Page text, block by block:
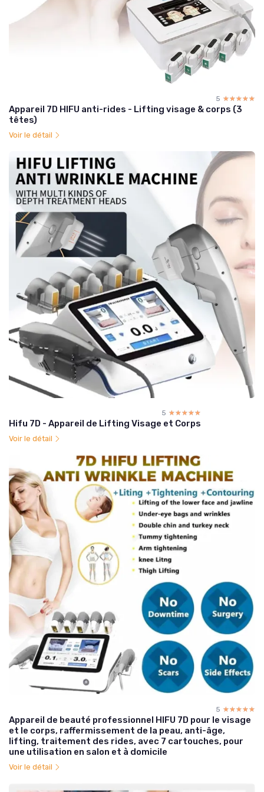
5 ☆☆☆☆☆
★★★★★
Appareil 7D HIFU anti-rides - Lifting visage & corps (3
têtes)
Voir le détail
5 ☆☆☆☆☆
★★★★★
Hifu 7D - Appareil de Lifting Visage et Corps
Voir le détail
5 ☆☆☆☆☆
★★★★★
Appareil de beauté professionnel HIFU 7D pour le visage
et le corps, raffermissement de la peau, anti-âge,
lifting, traitement des rides, avec 7 cartouches, pour
une utilisation en salon et à domicile
Voir le détail